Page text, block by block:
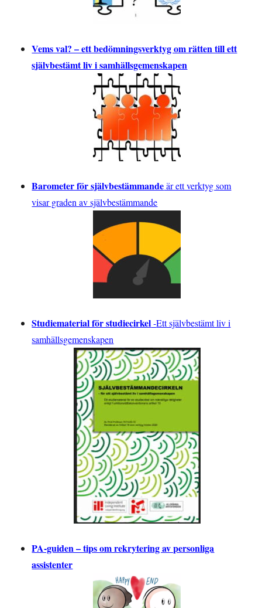
Vems val? – ett bedömningsverktyg om rätten till ett
självbestämt liv i samhällsgemenskapen
Barometer för självbestämmandeär ett verktyg som
visar graden av självbestämmande
Studiematerial för studiecirkel-Ett självbestämt liv i
samhällsgemenskapen
PA-guiden – tips om rekrytering av personliga
assistenter